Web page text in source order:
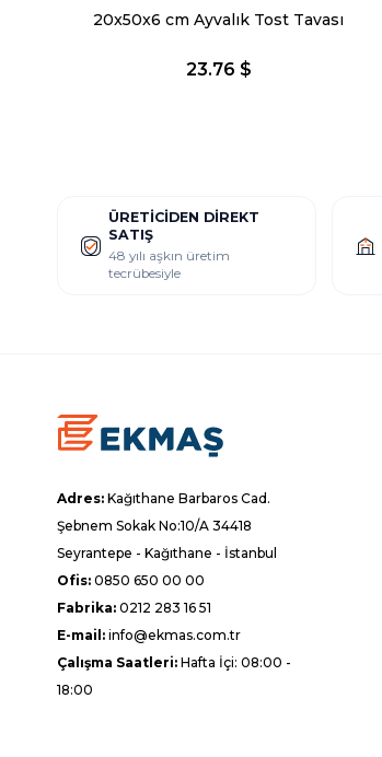
20x50x6 cm Ayvalık Tost Tavası
23.76 $
ÜRETICIDEN DIREKT
SATIŞ
48 yılı aşkın üretim
tecrübesiyle
Adres: Kağıthane Barbaros Cad.
Şebnem Sokak No:10/A 34418
Seyrantepe - Kağıthane - İstanbul
Ofis: 0850 650 00 00
Fabrika: 0212 283 16 51
E-mail: info@ekmas.com.tr
Çalışma Saatleri: Hafta İçi: 08:00 -
18:00